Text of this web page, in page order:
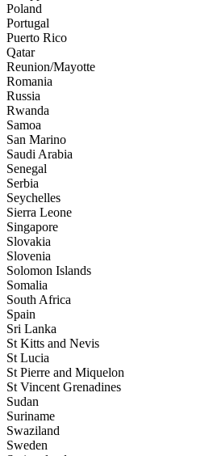
Poland
Portugal
Puerto Rico
Qatar
Reunion/Mayotte
Romania
Russia
Rwanda
Samoa
San Marino
Saudi Arabia
Senegal
Serbia
Seychelles
Sierra Leone
Singapore
Slovakia
Slovenia
Solomon Islands
Somalia
South Africa
Spain
Sri Lanka
St Kitts and Nevis
St Lucia
St Pierre and Miquelon
St Vincent Grenadines
Sudan
Suriname
Swaziland
Sweden